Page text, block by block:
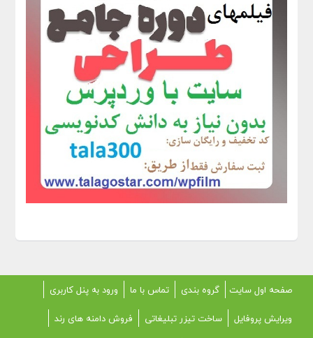
صفحه اول سایت گروه بندی تماس با ما
ورود به پنل کاربری
ویرایش پروفایل
ساخت تیزر تبلیغاتی
فروش دامنه های رند